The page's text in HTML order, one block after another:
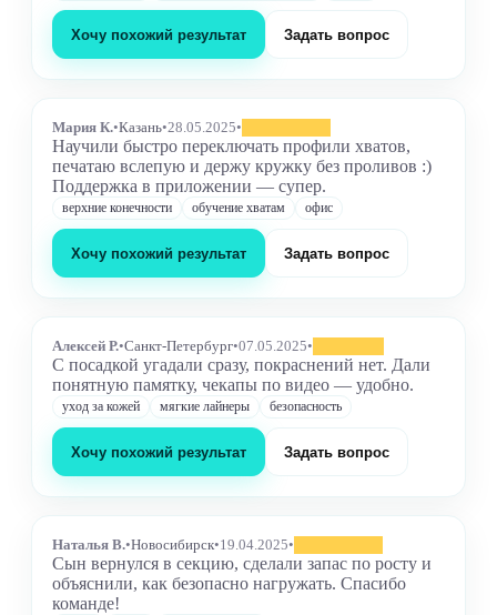
Хочу похожий результат Задать вопрос
Мария К.•Казань•28.05.2025•
Научили быстро переключать профили хватов,
печатаю вслепую и держу кружку без проливов :)
Поддержка в приложении — супер.
верхние конечности обучение хватам офис
Хочу похожий результат Задать вопрос
Алексей Р.•Санкт-Петербург•07.05.2025•
С посадкой угадали сразу, покраснений нет. Дали
понятную памятку, чекапы по видео — удобно.
уход за кожей мягкие лайнеры безопасность
Хочу похожий результат Задать вопрос
Наталья В.•Новосибирск•19.04.2025•
Сын вернулся в секцию, сделали запас по росту и
объяснили, как безопасно нагружать. Спасибо
команде!